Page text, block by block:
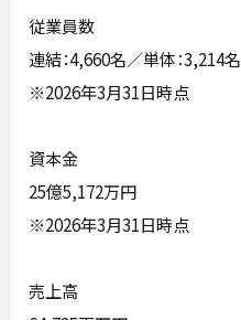
従業員数
連結：4,660名／単体：3,214名
※2026年3月31日時点
資本金
25億5,172万円
※2026年3月31日時点
売上高